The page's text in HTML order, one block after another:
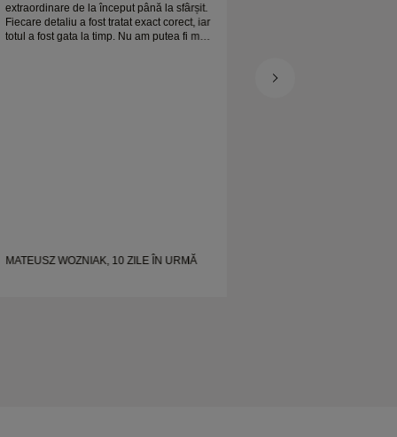
extraordinare de la început până la sfârșit.
Fiecare detaliu a fost tratat exact corect, iar
totul a fost gata la timp. Nu am putea fi mai
MATEUSZ WOZNIAK, 10 ZILE ÎN URMĂ